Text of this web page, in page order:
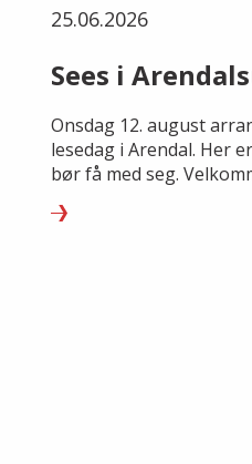
25.06.2026
Sees i
Onsdag 12. august
lesedag i Arendal. Her
bør få med seg.